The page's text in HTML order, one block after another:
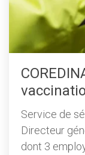
Service de
Directeur
dont 3